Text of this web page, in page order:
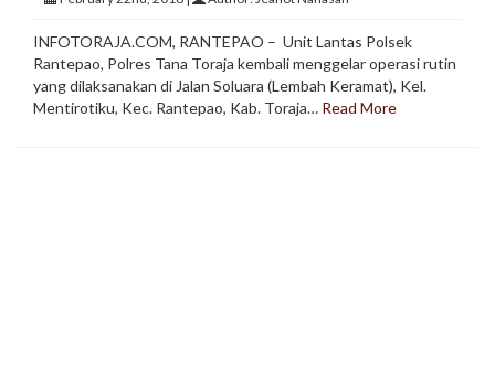
INFOTORAJA.COM, RANTEPAO – Unit Lantas Polsek
Rantepao, Polres Tana Toraja kembali menggelar operasi rutin
yang dilaksanakan di Jalan Soluara (Lembah Keramat), Kel.
Mentirotiku, Kec. Rantepao, Kab. Toraja… Read More